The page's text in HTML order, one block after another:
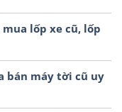
lốp xe cũ, lốp
bán máy tời cũ uy